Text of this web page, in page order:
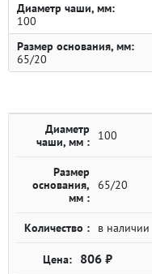
Диаметр чаши, мм:
100
Размер основания, мм:
65/20
Диаметр
чаши, мм :
100
Размер
основания,
мм :
65/20
Количество : в наличии
806 ₽